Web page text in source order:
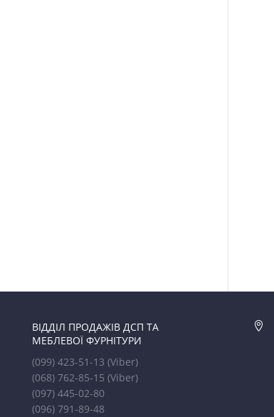
ВІДДІЛ ПРОДАЖІВ ДСП ТА
МЕБЛЕВОЇ ФУРНІТУРИ
(099) 423-51-13(Viber)
(068) 762-85-15(Viber)
(097) 445-02-80
(096) 791-89-48
